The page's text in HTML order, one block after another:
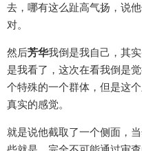
去，哪有这么趾高气扬，说
对。
然后芳华我倒是我自己，其
是我看了，这次在看我倒是
个特殊的一个群体，但是这
真实的感觉。
就是说他截取了一个侧面，